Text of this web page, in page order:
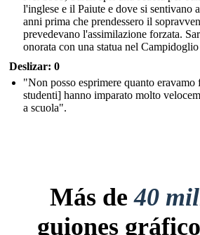
l'inglese e il Paiute e dove si sentivano
anni prima che prendessero il
prevedevano l'assimilazione forzata.
onorata con una statua nel
Deslizar: 0
"Non posso esprimere quanto
studenti] hanno imparato molto
a scuola".
Más de40
guiones